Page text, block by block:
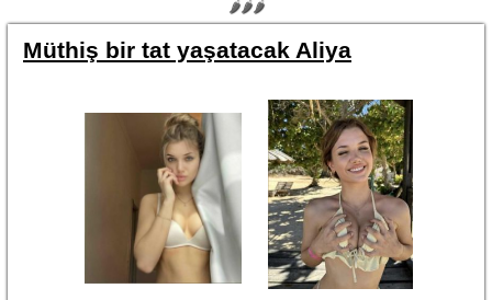
🌶🌶🌶
Müthiş bir tat yaşatacak Aliya